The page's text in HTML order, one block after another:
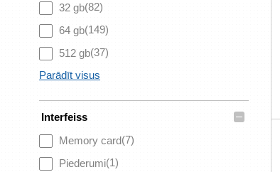
32 gb(82)
64 gb(149)
512 gb(37)
Parādīt visus
Interfeiss
–
Memory card(7)
Piederumi(1)